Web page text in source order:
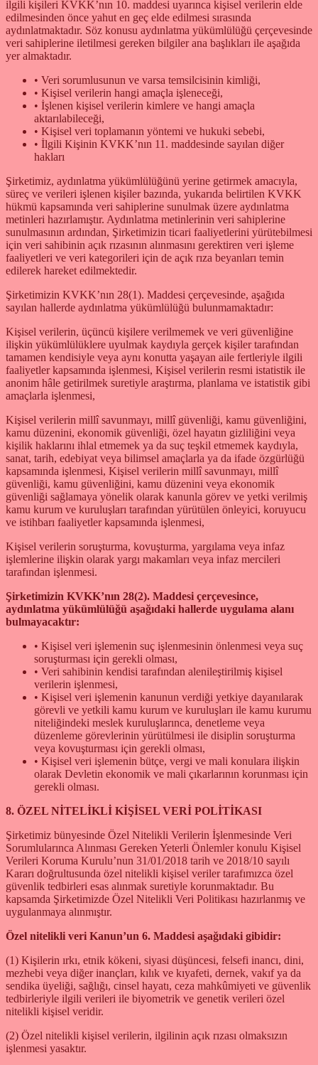
ilgili kişileri KVKK’nın 10. maddesi uyarınca kişisel verilerin elde
edilmesinden önce yahut en geç elde edilmesi sırasında
aydınlatmaktadır. Söz konusu aydınlatma yükümlülüğü çerçevesinde
veri sahiplerine iletilmesi gereken bilgiler ana başlıkları ile aşağıda
yer almaktadır.
• Veri sorumlusunun ve varsa temsilcisinin kimliği,
• Kişisel verilerin hangi amaçla işleneceği,
• İşlenen kişisel verilerin kimlere ve hangi amaçla
aktarılabileceği,
• Kişisel veri toplamanın yöntemi ve hukuki sebebi,
• İlgili Kişinin KVKK’nın 11. maddesinde sayılan diğer
hakları
Şirketimiz, aydınlatma yükümlülüğünü yerine getirmek amacıyla,
süreç ve verileri işlenen kişiler bazında, yukarıda belirtilen KVKK
hükmü kapsamında veri sahiplerine sunulmak üzere aydınlatma
metinleri hazırlamıştır. Aydınlatma metinlerinin veri sahiplerine
sunulmasının ardından, Şirketimizin ticari faaliyetlerini yürütebilmesi
için veri sahibinin açık rızasının alınmasını gerektiren veri işleme
faaliyetleri ve veri kategorileri için de açık rıza beyanları temin
edilerek hareket edilmektedir.
Şirketimizin KVKK’nın 28(1). Maddesi çerçevesinde, aşağıda
sayılan hallerde aydınlatma yükümlülüğü bulunmamaktadır:
Kişisel verilerin, üçüncü kişilere verilmemek ve veri güvenliğine
ilişkin yükümlülüklere uyulmak kaydıyla gerçek kişiler tarafından
tamamen kendisiyle veya aynı konutta yaşayan aile fertleriyle ilgili
faaliyetler kapsamında işlenmesi, Kişisel verilerin resmi istatistik ile
anonim hâle getirilmek suretiyle araştırma, planlama ve istatistik gibi
amaçlarla işlenmesi,
Kişisel verilerin millî savunmayı, millî güvenliği, kamu güvenliğini,
kamu düzenini, ekonomik güvenliği, özel hayatın gizliliğini veya
kişilik haklarını ihlal etmemek ya da suç teşkil etmemek kaydıyla,
sanat, tarih, edebiyat veya bilimsel amaçlarla ya da ifade özgürlüğü
kapsamında işlenmesi, Kişisel verilerin millî savunmayı, millî
güvenliği, kamu güvenliğini, kamu düzenini veya ekonomik
güvenliği sağlamaya yönelik olarak kanunla görev ve yetki verilmiş
kamu kurum ve kuruluşları tarafından yürütülen önleyici, koruyucu
ve istihbarı faaliyetler kapsamında işlenmesi,
Kişisel verilerin soruşturma, kovuşturma, yargılama veya infaz
işlemlerine ilişkin olarak yargı makamları veya infaz mercileri
tarafından işlenmesi.
Şirketimizin KVKK’nın 28(2). Maddesi çerçevesince,
aydınlatma yükümlülüğü aşağıdaki hallerde uygulama alanı
bulmayacaktır:
• Kişisel veri işlemenin suç işlenmesinin önlenmesi veya suç
soruşturması için gerekli olması,
• Veri sahibinin kendisi tarafından alenileştirilmiş kişisel
verilerin işlenmesi,
• Kişisel veri işlemenin kanunun verdiği yetkiye dayanılarak
görevli ve yetkili kamu kurum ve kuruluşları ile kamu kurumu
niteliğindeki meslek kuruluşlarınca, denetleme veya
düzenleme görevlerinin yürütülmesi ile disiplin soruşturma
veya kovuşturması için gerekli olması,
• Kişisel veri işlemenin bütçe, vergi ve mali konulara ilişkin
olarak Devletin ekonomik ve mali çıkarlarının korunması için
gerekli olması.
8. ÖZEL NİTELİKLİ KİŞİSEL VERİ POLİTİKASI
Şirketimiz bünyesinde Özel Nitelikli Verilerin İşlenmesinde Veri
Sorumlularınca Alınması Gereken Yeterli Önlemler konulu Kişisel
Verileri Koruma Kurulu’nun 31/01/2018 tarih ve 2018/10 sayılı
Kararı doğrultusunda özel nitelikli kişisel veriler tarafımızca özel
güvenlik tedbirleri esas alınmak suretiyle korunmaktadır. Bu
kapsamda Şirketimizde Özel Nitelikli Veri Politikası hazırlanmış ve
uygulanmaya alınmıştır.
Özel nitelikli veri Kanun’un 6. Maddesi aşağıdaki gibidir:
(1) Kişilerin ırkı, etnik kökeni, siyasi düşüncesi, felsefi inancı, dini,
mezhebi veya diğer inançları, kılık ve kıyafeti, dernek, vakıf ya da
sendika üyeliği, sağlığı, cinsel hayatı, ceza mahkûmiyeti ve güvenlik
tedbirleriyle ilgili verileri ile biyometrik ve genetik verileri özel
nitelikli kişisel veridir.
(2) Özel nitelikli kişisel verilerin, ilgilinin açık rızası olmaksızın
işlenmesi yasaktır.